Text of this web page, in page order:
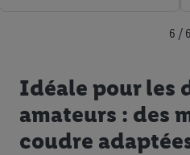
6 / 6
Idéale pour les
amateurs : des
coudre